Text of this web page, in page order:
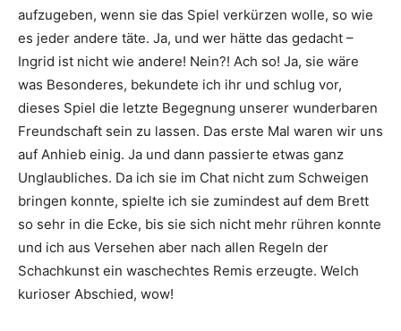
aufzugeben, wenn sie das Spiel verkürzen wolle, so wie
es jeder andere täte. Ja, und wer hätte das gedacht –
Ingrid ist nicht wie andere! Nein?! Ach so! Ja, sie wäre
was Besonderes, bekundete ich ihr und schlug vor,
dieses Spiel die letzte Begegnung unserer wunderbaren
Freundschaft sein zu lassen. Das erste Mal waren wir uns
auf Anhieb einig. Ja und dann passierte etwas ganz
Unglaubliches. Da ich sie im Chat nicht zum Schweigen
bringen konnte, spielte ich sie zumindest auf dem Brett
so sehr in die Ecke, bis sie sich nicht mehr rühren konnte
und ich aus Versehen aber nach allen Regeln der
Schachkunst ein waschechtes Remis erzeugte. Welch
kurioser Abschied, wow!